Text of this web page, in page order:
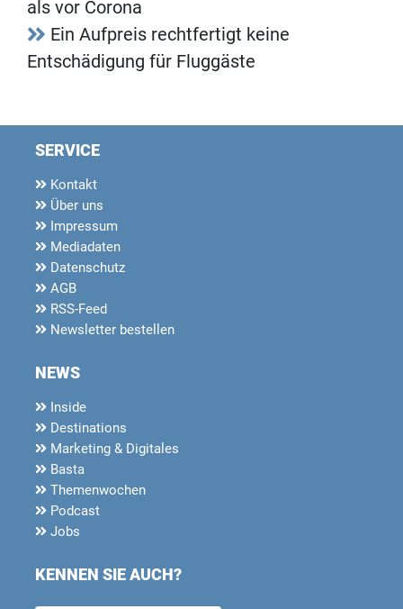
als vor Corona
Ein Aufpreis rechtfertigt keine
Entschädigung für Fluggäste
SERVICE
Kontakt
Über uns
Impressum
Mediadaten
Datenschutz
AGB
RSS-Feed
Newsletter bestellen
NEWS
Inside
Destinations
Marketing & Digitales
Basta
Themenwochen
Podcast
Jobs
KENNEN SIE AUCH?